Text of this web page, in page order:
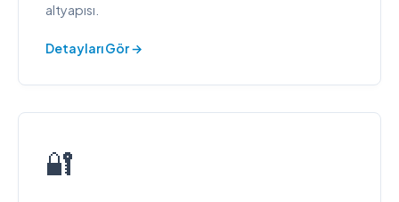
altyapısı.
Detayları Gör →
🔐